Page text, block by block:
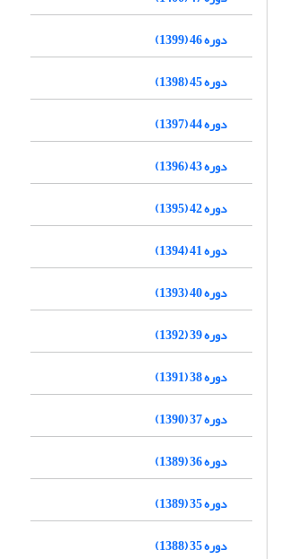
دوره 46 (1399)
دوره 45 (1398)
دوره 44 (1397)
دوره 43 (1396)
دوره 42 (1395)
دوره 41 (1394)
دوره 40 (1393)
دوره 39 (1392)
دوره 38 (1391)
دوره 37 (1390)
دوره 36 (1389)
دوره 35 (1389)
دوره 35 (1388)